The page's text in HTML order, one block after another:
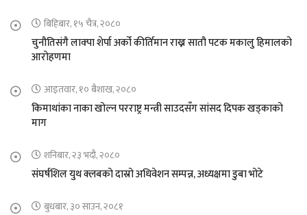
बिहिबार, १५ चैत्र, २०८०
चुनौतिसंगै लाक्पा शेर्पा अर्को कीर्तिमान राख्न सातौ पटक मकालु हिमालको
आरोहणमा
आइतवार, १० बैशाख, २०८०
किमाथांका नाका खोल्न परराष्ट्र मन्त्री साउदसँग सांसद दिपक खड्काको
माग
शनिबार, २३ भदौ, २०८०
संघर्षशिल युथ क्लबको दास्रो अधिवेशन सम्पन्न, अध्यक्षमा डुबा भोटे
बुधबार, ३० साउन, २०८१